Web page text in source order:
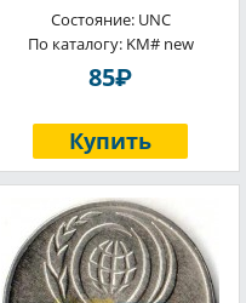
Состояние: UNC
По каталогу: KM# new
85P
Купить